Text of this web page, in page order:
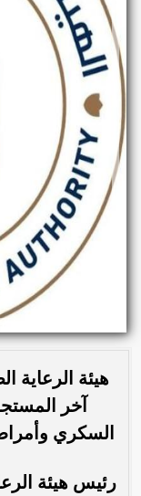
هيئة الرعاية
آخر
السكري
رئيس هيئة